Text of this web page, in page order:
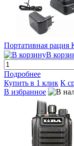
Портативная рация
В
Подробнее
Купить в 1 клик К
В избранное